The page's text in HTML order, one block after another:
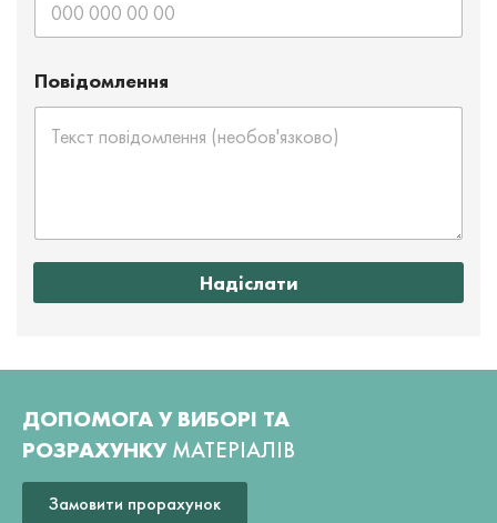
Повідомлення
Надіслати
ДОПОМОГА У ВИБОРІ ТА
РОЗРАХУНКУ МАТЕРІАЛІВ
Замовити прорахунок